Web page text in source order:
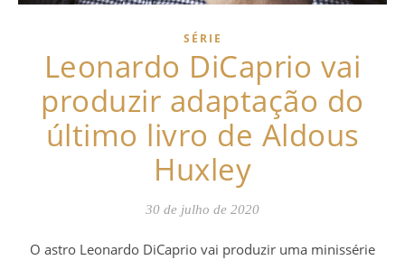
SÉRIE
Leonardo DiCaprio vai
produzir adaptação do
último livro de Aldous
Huxley
30 de julho de 2020
O astro Leonardo DiCaprio vai produzir uma minissérie